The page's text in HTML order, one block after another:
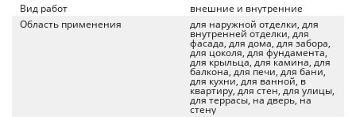
Вид работ
внешние и внутренние
Область применения
для наружной отделки, для
внутренней отделки, для
фасада, для дома, для забора,
для цоколя, для фундамента,
для крыльца, для камина, для
балкона, для печи, для бани,
для кухни, для ванной, в
квартиру, для стен, для улицы,
для террасы, на дверь, на
стену